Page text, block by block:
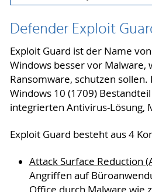
Defender Exploit
Exploit Guard ist der Name
Windows besser vor Malware,
Ransomware, schutzen sollen.
Windows 10 (1709)
integrierten Antivirus-Lösung,
Exploit Guard besteht aus 4
Attack Surface Reduction
Angriffen auf